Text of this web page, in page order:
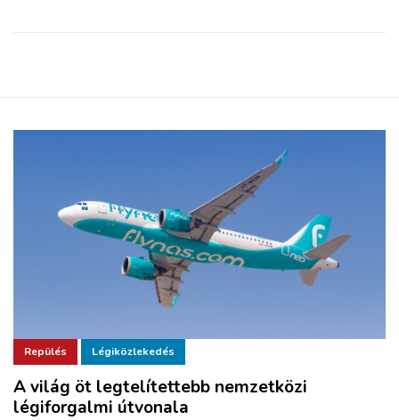
Repülés Légiközlekedés
A világ öt legtelítettebb nemzetközi
légiforgalmi útvonala